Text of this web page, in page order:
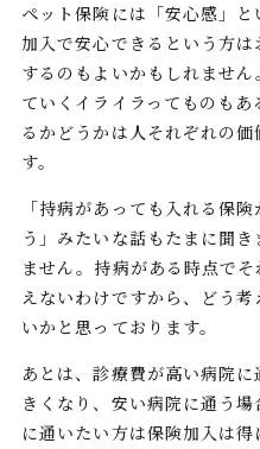
ペット保険には「安心感」
加入で安心できるという方
するのもよいかもしれませ
ていくイライラってものも
るかどうかは人それぞれの
す。
「持病があっても入れる保
う」みたいな話もたまに聞
ません。持病がある時点で
えないわけですから、どう
いかと思っております。
あとは、診療費が高い病院
きくなり、安い病院に通う
に通いたい方は保険加入は